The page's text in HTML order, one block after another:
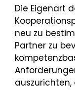
Die Eigenart
neu zu
Partner zu